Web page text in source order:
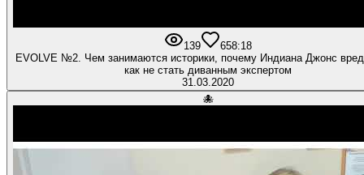
139 658:18
EVOLVE №2. Чем занимаются историки, почему Индиана Джонс
как не стать диванным экспертом
31.03.2020
🐙